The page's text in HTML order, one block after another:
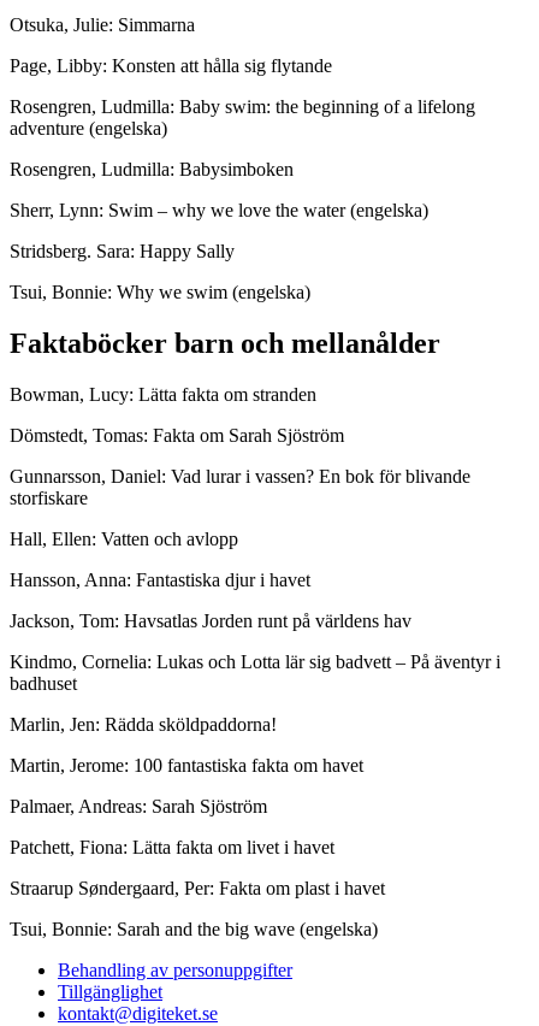
Otsuka, Julie: Simmarna
Page, Libby: Konsten att hålla sig flytande
Rosengren, Ludmilla: Baby swim: the beginning of a lifelong
adventure (engelska)
Rosengren, Ludmilla: Babysimboken
Sherr, Lynn: Swim – why we love the water (engelska)
Stridsberg. Sara: Happy Sally
Tsui, Bonnie: Why we swim (engelska)
Faktaböcker barn och mellanålder
Bowman, Lucy: Lätta fakta om stranden
Dömstedt, Tomas: Fakta om Sarah Sjöström
Gunnarsson, Daniel: Vad lurar i vassen? En bok för blivande
storfiskare
Hall, Ellen: Vatten och avlopp
Hansson, Anna: Fantastiska djur i havet
Jackson, Tom: Havsatlas Jorden runt på världens hav
Kindmo, Cornelia: Lukas och Lotta lär sig badvett – På äventyr i
badhuset
Marlin, Jen: Rädda sköldpaddorna!
Martin, Jerome: 100 fantastiska fakta om havet
Palmaer, Andreas: Sarah Sjöström
Patchett, Fiona: Lätta fakta om livet i havet
Straarup Søndergaard, Per: Fakta om plast i havet
Tsui, Bonnie: Sarah and the big wave (engelska)
Behandling av personuppgifter
Tillgänglighet
kontakt@digiteket.se